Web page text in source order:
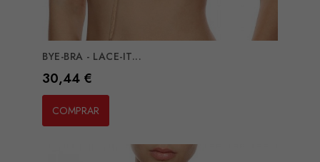
BYE-BRA - LACE-IT...
Preço
30,44 €
COMPRAR